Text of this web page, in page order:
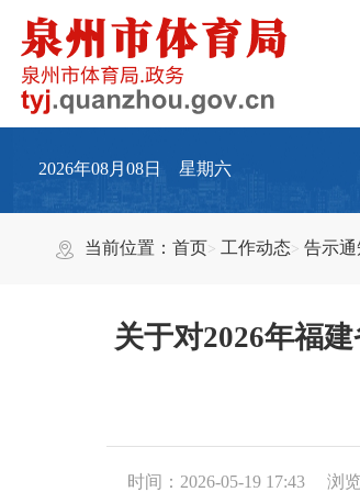
2026年08月08日 星期六
当前位置：首页 工作动态 告示通
关于对2026年福
时间：2026-05-19 17:43 浏